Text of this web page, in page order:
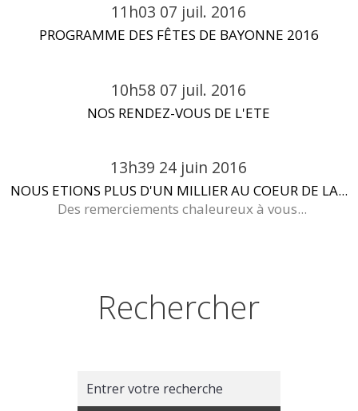
11h03 07 juil. 2016
PROGRAMME DES FÊTES DE BAYONNE 2016
10h58 07 juil. 2016
NOS RENDEZ-VOUS DE L'ETE
13h39 24 juin 2016
NOUS ETIONS PLUS D'UN MILLIER AU COEUR DE LA...
Des remerciements chaleureux à vous...
Rechercher